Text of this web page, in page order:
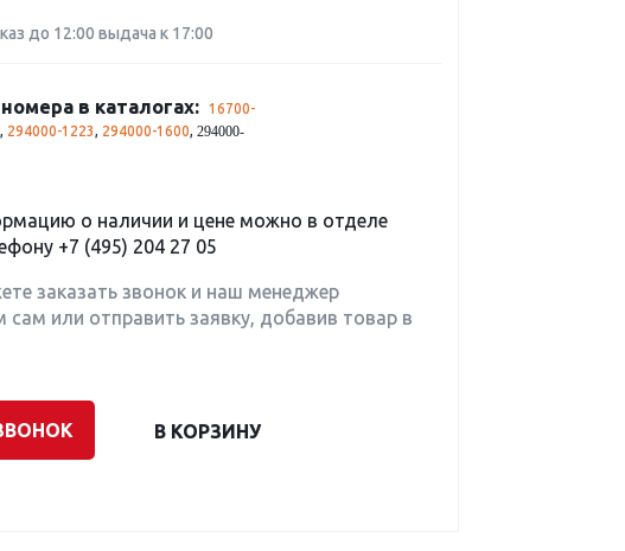
до 12:00 выдача к 17:00
в каталогах:
16700-
, 294000-1223, 294000-1600, 294000-
о наличии и цене можно в отделе
+7 (495) 204 27 05
заказать звонок и наш менеджер
сам или отправить заявку, добавив товар в
В КОРЗИНУ